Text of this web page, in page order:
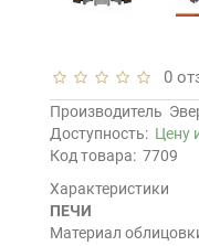
0
Производитель
Доступность: Цену
Код товара: 7709
Характеристики
ПЕЧИ
Материал